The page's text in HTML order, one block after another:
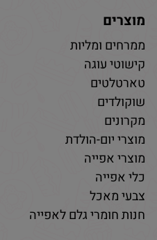
מוצרים
ממרחים ומליות
קישוטי עוגה
טארטלטים
שוקולדים
מקרונים
מוצרי יום-הולדת
מוצרי אפייה
כלי אפייה
צבעי מאכל
חנות חומרי גלם לאפייה